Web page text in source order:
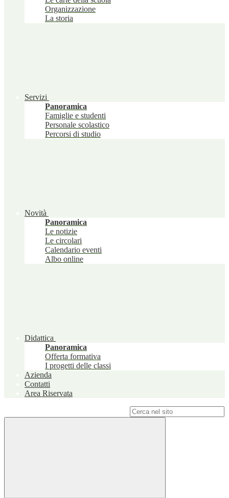
Organizzazione
La storia
Servizi
Panoramica
Famiglie e studenti
Personale scolastico
Percorsi di studio
Novità
Panoramica
Le notizie
Le circolari
Calendario eventi
Albo online
Didattica
Panoramica
Offerta formativa
I progetti delle classi
Azienda
Contatti
Area Riservata